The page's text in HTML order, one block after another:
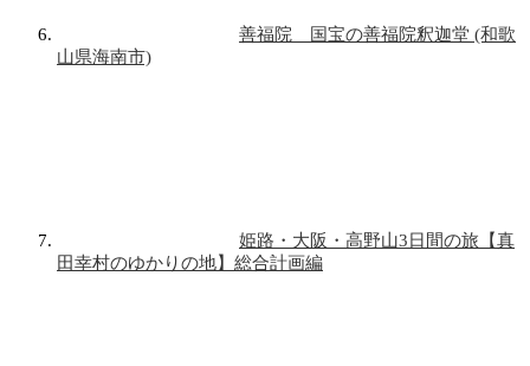
善福院 国宝の善福院釈迦堂 (和歌
山県海南市)
姫路・大阪・高野山3日間の旅【真
田幸村のゆかりの地】総合計画編